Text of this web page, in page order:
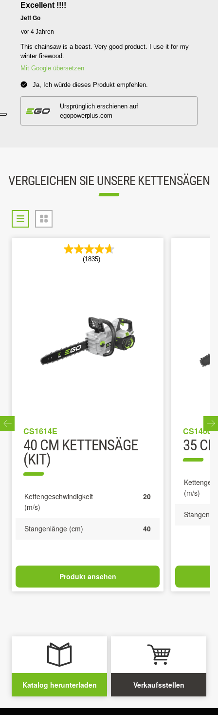
VERGLEICHEN SIE UNSERE KETTENSÄGEN
(1835)
CS1614E
40 CM KETTENSÄGE
(KIT)
Kettengeschwindigkeit
(m/s)
20
Stangenlänge (cm) 40
Produkt ansehen
CS1400E
35
(m/s)
Katalog herunterladen Verkaufsstellen